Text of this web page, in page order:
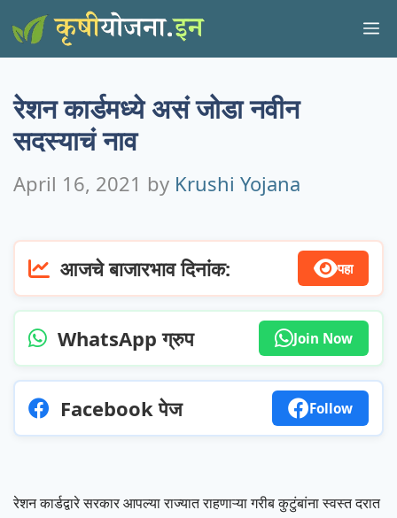
Skip
to
रेशन कार्डमध्ये असं जोडा नवीन
सदस्याचं नाव
April 16, 2021 by Krushi Yojana
आजचे बाजारभाव दिनांक: पहा
WhatsApp ग्रुप Join Now
Facebook पेज Follow
रेशन कार्डद्वारे सरकार आपल्या राज्यात राहणाऱ्या गरीब कुटुंबांना स्वस्त दरात